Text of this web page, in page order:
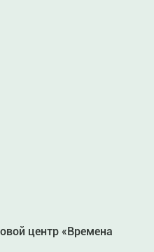
центр «Времена